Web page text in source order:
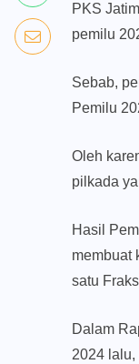
PKS
pemilu
Sebab,
Pemilu
Oleh
pilkada
Hasil
membuat
satu
Dalam
2024 lalu,